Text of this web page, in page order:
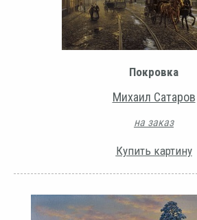
Покровка
Михаил Сатаров
на заказ
Купить картину